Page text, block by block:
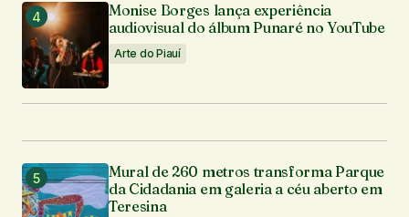
Monise Borges lança experiência
audiovisual do álbum Punaré no YouTube
Arte do Piauí
Mural de 260 metros transforma Parque
da Cidadania em galeria a céu aberto em
Teresina